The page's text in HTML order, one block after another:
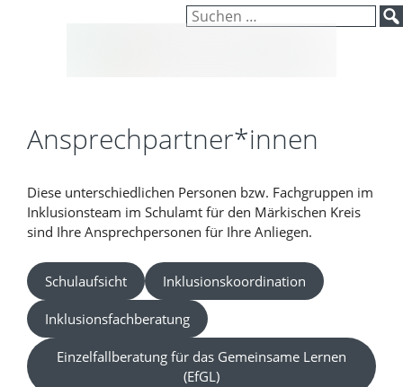
Suchen
Ansprechpartner*innen
Diese unterschiedlichen Personen bzw. Fachgruppen im
Inklusionsteam im Schulamt für den Märkischen Kreis
sind Ihre Ansprechpersonen für Ihre Anliegen.
Schulaufsicht Inklusionskoordination
Inklusionsfachberatung
Einzelfallberatung für das Gemeinsame Lernen
(EfGL)